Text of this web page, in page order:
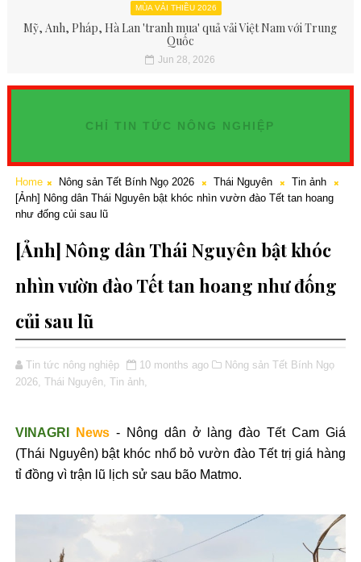
MÙA VẢI THIỀU 2026
Mỹ, Anh, Pháp, Hà Lan 'tranh mua' quả vải Việt Nam với Trung
Quốc
Jun 28, 2026
CHỈ TIN TỨC NÔNG NGHIỆP
Home Nông sản Tết Bính Ngọ 2026 Thái Nguyên
Tin ảnh
[Ảnh] Nông dân Thái Nguyên bật khóc nhìn vườn đào Tết tan hoang
như đống củi sau lũ
[Ảnh] Nông dân Thái Nguyên bật khóc
nhìn vườn đào Tết tan hoang như đống
củi sau lũ
Tin tức nông nghiệp 10 months ago
Nông sản Tết Bính Ngọ
2026, Thái Nguyên, Tin ảnh,
VINAGRI News- Nông dân ở làngđào Tết Cam Giá
(Thái Nguyên) bật khóc nhổ bỏ vườn đào Tết trị giá hàng
tỉ đồng vì trận l ũ l ịch sử sau bão Matmo.